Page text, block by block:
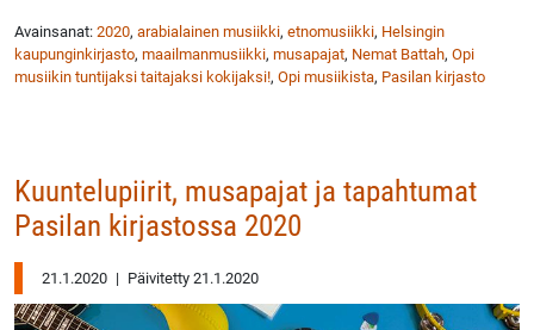
Avainsanat: 2020, arabialainen musiikki, etnomusiikki, Helsingin
kaupunginkirjasto, maailmanmusiikki, musapajat, Nemat Battah, Opi
musiikin tuntijaksi taitajaksi kokijaksi!, Opi musiikista, Pasilan kirjasto
Kuuntelupiirit, musapajat ja tapahtumat
Pasilan kirjastossa 2020
21.1.2020 | Päivitetty 21.1.2020